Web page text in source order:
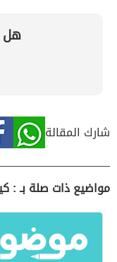
هل
شارك المقالة
مواضيع ذات صلة بـ :